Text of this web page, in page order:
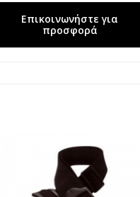
Επικοινωνήστε για
προσφορά